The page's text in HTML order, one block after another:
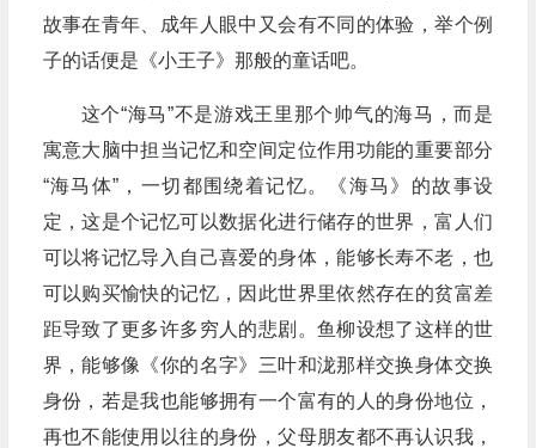
故事在青年、成年人眼中又会有不同的体验，举个例
子的话便是《小王子》那般的童话吧。
这个“海马”不是游戏王里那个帅气的海马，而是
寓意大脑中担当记忆和空间定位作用功能的重要部分
“海马体”，一切都围绕着记忆。《海马》的故事设
定，这是个记忆可以数据化进行储存的世界，富人们
可以将记忆导入自己喜爱的身体，能够长寿不老，也
可以购买愉快的记忆，因此世界里依然存在的贫富差
距导致了更多许多穷人的悲剧。鱼柳设想了这样的世
界，能够像《你的名字》三叶和泷那样交换身体交换
身份，若是我也能够拥有一个富有的人的身份地位，
再也不能使用以往的身份，父母朋友都不再认识我，